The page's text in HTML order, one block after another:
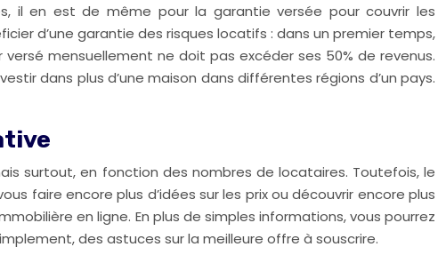
il en est de même pour la garantie versée pour couvrir les
d’une garantie des risques locatifs : dans un premier temps,
mensuellement ne doit pas excéder ses 50% de revenus.
dans plus d’une maison dans différentes régions d’un pays.
surtout, en fonction des nombres de locataires. Toutefois, le
faire encore plus d’idées sur les prix ou découvrir encore plus
en ligne. En plus de simples informations, vous pourrez
des astuces sur la meilleure offre à souscrire.